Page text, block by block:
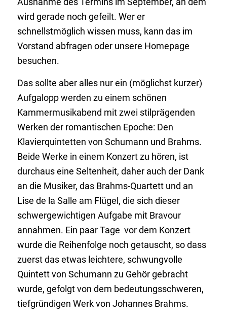
wird gerade noch gefeilt. Wer er
schnellstmöglich wissen muss, kann das im
Vorstand abfragen oder unsere Homepage
besuchen.
Das sollte aber alles nur ein (möglichst kurzer)
Aufgalopp werden zu einem schönen
Kammermusikabend mit zwei stilprägenden
Werken der romantischen Epoche: Den
Klavierquintetten von Schumann und Brahms.
Beide Werke in einem Konzert zu hören, ist
durchaus eine Seltenheit, daher auch der Dank
an die Musiker, das Brahms-Quartett und an
Lise de la Salle am Flügel, die sich dieser
schwergewichtigen Aufgabe mit Bravour
annahmen. Ein paar Tage vor dem Konzert
wurde die Reihenfolge noch getauscht, so dass
zuerst das etwas leichtere, schwungvolle
Quintett von Schumann zu Gehör gebracht
wurde, gefolgt von dem bedeutungsschweren,
tiefgründigen Werk von Johannes Brahms.